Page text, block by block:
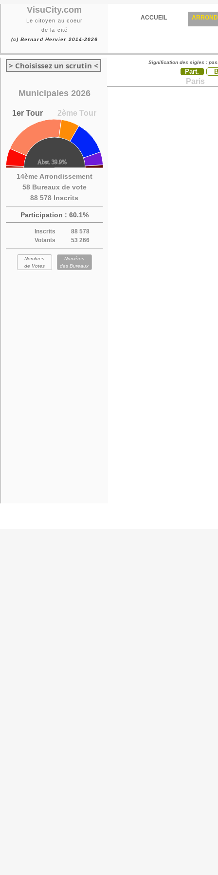
VisuCity.com
Le citoyen au coeur
de la cité
(c) Bernard Hervier 2014-2026
ACCUEIL
> Choisissez un scrutin <
Municipales 2026
1er Tour 2ème Tour
14ème Arrondissement
58 Bureaux de vote
88 578 Inscrits
Participation : 60.1%
Inscrits
88 578
Votants
53 266
Nombres
de Votes
Numéros
des Bureaux
Signification des sigles :
Part.
Paris